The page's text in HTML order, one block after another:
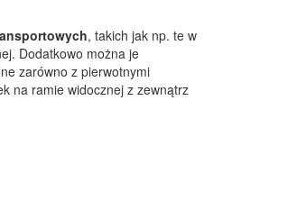
, takich jak np. te w
Dodatkowo można je
zarówno z pierwotnymi
na ramie widocznej z zewnątrz